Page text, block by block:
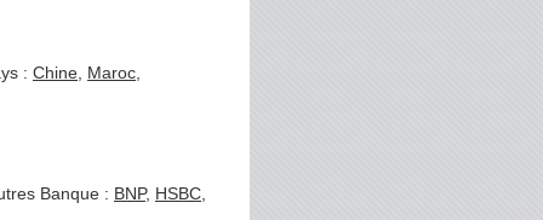
: Chine Maroc
Banque : BNP, HSBC